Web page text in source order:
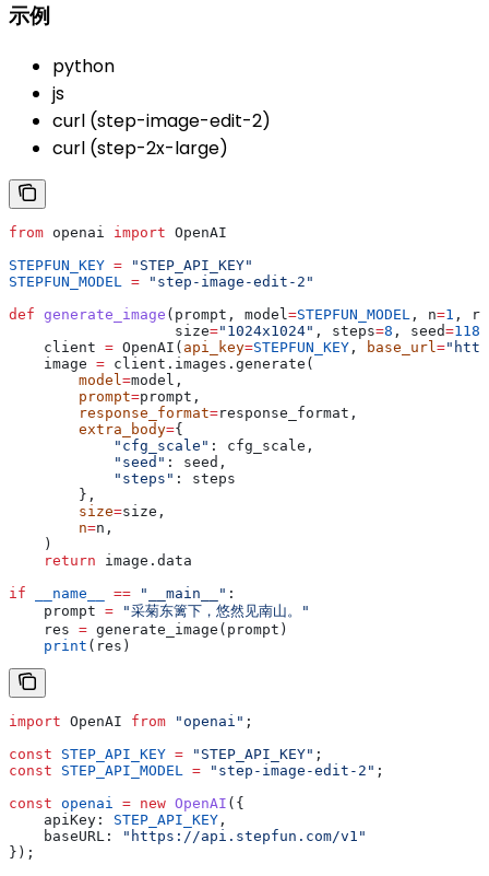
示例
python
js
curl (step-image-edit-2)
curl (step-2x-large)
from openai import OpenAI
STEPFUN_KEY = "STEP_API_KEY"
STEPFUN_MODEL = "step-image-edit-2"
def generate_image ( prompt , model=STEPFUN_MODEL , n=1 ,
                   size
="1024x1024" , steps=8 , seed=
    client
= OpenAI( api_key=STEPFUN_KEY , base_url=
    image
= client.images.generate(
        model
=model,
        prompt
=prompt,
        response_format
=response_format,
        extra_body
={
            "cfg_scale"
: cfg_scale,
            "seed"
: seed,
            "steps"
: steps
        },
        size
=size,
        n
=n,
    )
    return
image.data
if __name__ == "__main__" :
    prompt
= "采菊东篱下，悠然见南山。"
    res
= generate_image(prompt)
    print
(res)
import OpenAI from "openai" ;
const STEP_API_KEY = "STEP_API_KEY" ;
const STEP_API_MODEL = "step-image-edit-2" ;
const openai = new OpenAI ({
    apiKey:
STEP_API_KEY ,
    baseURL:
"https://api.stepfun.com/v1"
});